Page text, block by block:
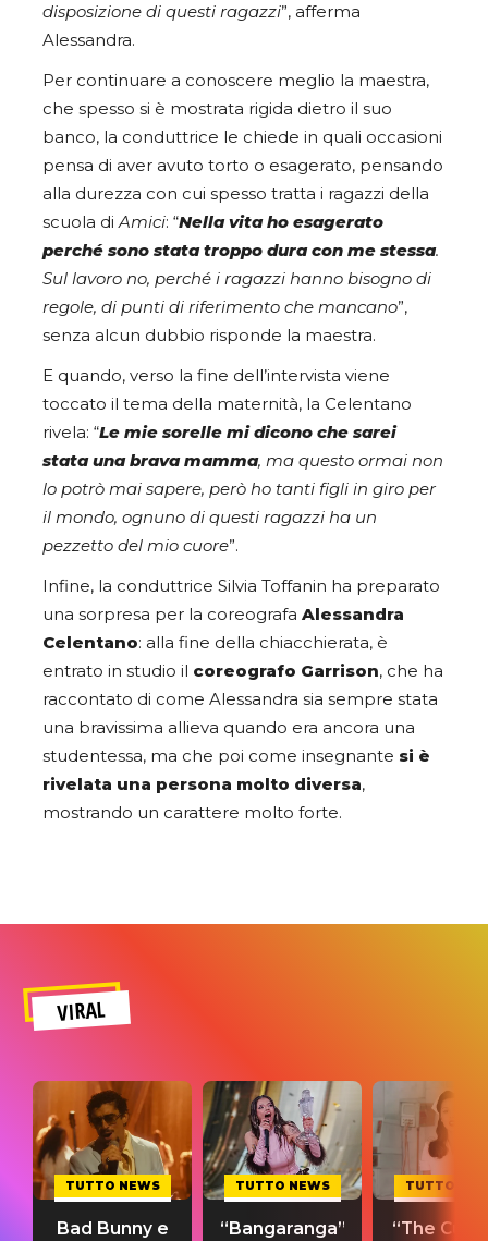
disposizione di questi ragazzi”, afferma
Alessandra.
Per continuare a conoscere meglio la maestra,
che spesso si è mostrata rigida dietro il suo
banco, la conduttrice le chiede in quali occasioni
pensa di aver avuto torto o esagerato, pensando
alla durezza con cui spesso tratta i ragazzi della
scuola di Amici: “Nella vita ho esagerato
perché sono stata troppo dura con me stessa.
Sul lavoro no, perché i ragazzi hanno bisogno di
regole, di punti di riferimento che mancano”,
senza alcun dubbio risponde la maestra.
E quando, verso la fine dell’intervista viene
toccato il tema della maternità, la Celentano
rivela: “Le mie sorelle mi dicono che sarei
stata una brava mamma, ma questo ormai non
lo potrò mai sapere, però ho tanti figli in giro per
il mondo, ognuno di questi ragazzi ha un
pezzetto del mio cuore”.
Infine, la conduttrice Silvia Toffanin ha preparato
una sorpresa per la coreografa Alessandra
Celentano: alla fine della chiacchierata, è
entrato in studio il coreografo Garrison, che ha
raccontato di come Alessandra sia sempre stata
una bravissima allieva quando era ancora una
studentessa, ma che poi come insegnante si è
rivelata una persona molto diversa,
mostrando un carattere molto forte.
VIRAL
TUTTO NEWS
Bad Bunny e
TUTTO NEWS
“Bangaranga”
TUTTO
“The